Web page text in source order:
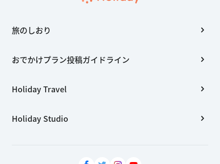
旅のしおり
おでかけプラン投稿ガイドライン
Holiday Travel
Holiday Studio